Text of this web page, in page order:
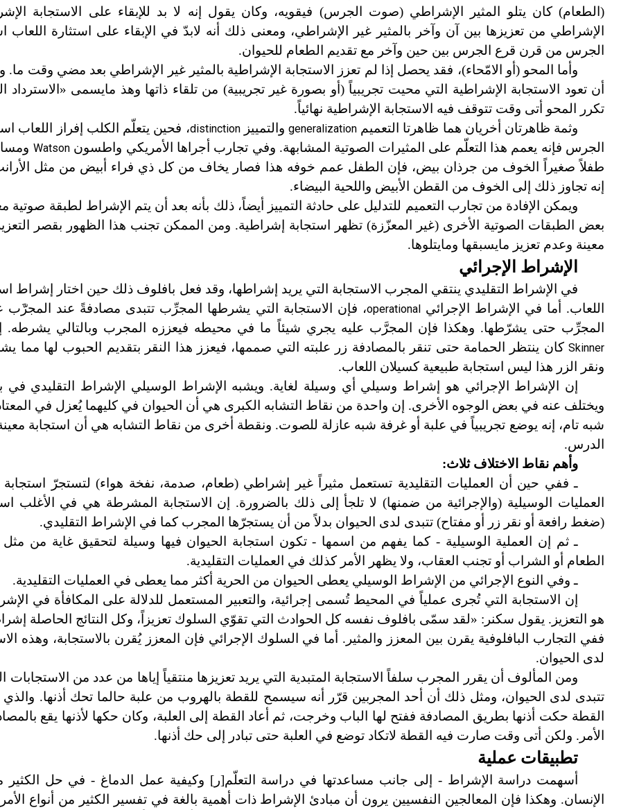
(الطعام) كان يتلو المثير الإشراطي (صوت الجرس) فيقويه، وكان يقول إنه لا بد للإبقاء على الاستجابة
الإشراطي من تعزيزها بين آن وآخر بالمثير غير الإشراطي، ومعنى ذلك أنه لابدّ في الإبقاء على استثارة اللعاب
الجرس من قرن قرع الجرس بين حين وآخر مع تقديم الطعام للحيوان.
وأما المحو (أو الامّحاء)، فقد يحصل إذا لم تعزز الاستجابة الإشراطية بالمثير غير الإشراطي بعد مضي وقت ما.
أن تعود الاستجابة الإشراطية التي محيت تجريبياً (أو بصورة غير تجريبية) من تلقاء ذاتها وهذ مايسمى «الاسترداد
تكرر المحو أتى وقت تتوقف فيه الاستجابة الإشراطية نهائياً.
وثمة ظاهرتان أخريان هما ظاهرتا التعميمgeneralization والتمييزdistinction، فحين يتعلّم الكلب إفراز اللعاب
الجرس فإنه يعمم هذا التعلّم على المثيرات الصوتية المشابهة. وفي تجارب أجراها الأمريكي واطسونWatson
طفلاً صغيراً الخوف من جرذان بيض، فإن الطفل عمم خوفه هذا فصار يخاف من كل ذي فراء أبيض من مثل
إنه تجاوز ذلك إلى الخوف من القطن الأبيض واللحية البيضاء.
ويمكن الإفادة من تجارب التعميم للتدليل على حادثة التمييز أيضاً، ذلك بأنه بعد أن يتم الإشراط لطبقة صوتية
بعض الطبقات الصوتية الأخرى (غير المعزّزة) تظهر استجابة إشراطية. ومن الممكن تجنب هذا الظهور بقصر
معينة وعدم تعزيز مايسبقها ومايتلوها.
الإشراط الإجرائي
في الإشراط التقليدي ينتقي المجرب الاستجابة التي يريد إشراطها، وقد فعل بافلوف ذلك حين اختار إشراط
اللعاب. أما في الإشراط الإجرائيoperational، فإن الاستجابة التي يشرطها المجرِّب تتبدى مصادفةً عند المجرّب
المجرِّب حتى يشرّطها. وهكذا فإن المجرَّب عليه يجري شيئاً ما في محيطه فيعززه المجرب وبالتالي يشرطه.
Skinner كان ينتظر الحمامة حتى تنقر بالمصادفة زر علبته التي صممها، فيعزز هذا النقر بتقديم الحبوب لها مما
ونقر الزر هذا ليس استجابة طبيعية كسيلان اللعاب.
إن الإشراط الإجرائي هو إشراط وسيلي أي وسيلة لغاية. ويشبه الإشراط الوسيلي الإشراط التقليدي في
ويختلف عنه في بعض الوجوه الأخرى. إن واحدة من نقاط التشابه الكبرى هي أن الحيوان في كليهما يُعزل في المعتاد
شبه تام، إنه يوضع تجريبياً في علبة أو غرفة شبه عازلة للصوت. ونقطة أخرى من نقاط التشابه هي أن استجابة
الدرس.
وأهم نقاط الاختلاف ثلاث:
ـ ففي حين أن العمليات التقليدية تستعمل مثيراً غير إشراطي (طعام، صدمة، نفخة هواء) لتستجرّ
العمليات الوسيلية (والإجرائية من ضمنها) لا تلجأ إلى ذلك بالضرورة. إن الاستجابة المشرطة هي في الأغلب
(ضغط رافعة أو نقر زر أو مفتاح) تتبدى لدى الحيوان بدلاً من أن يستجرّها المجرب كما في الإشراط التقليدي.
ـ ثم إن العملية الوسيلية - كما يفهم من اسمها - تكون استجابة الحيوان فيها وسيلة لتحقيق غاية من
الطعام أو الشراب أو تجنب العقاب، ولا يظهر الأمر كذلك في العمليات التقليدية.
ـ وفي النوع الإجرائي من الإشراط الوسيلي يعطى الحيوان من الحرية أكثر مما يعطى في العمليات التقليدية.
إن الاستجابة التي تُجرى عملياً في المحيط تُسمى إجرائية، والتعبير المستعمل للدلالة على المكافأة في
هو التعزيز. يقول سكنر: «لقد سمّى بافلوف نفسه كل الحوادث التي تقوّي السلوك تعزيزاً، وكل النتائج الحاصلة
ففي التجارب البافلوفية يقرن بين المعزز والمثير. أما في السلوك الإجرائي فإن المعزز يُقرن بالاستجابة، وهذه
لدى الحيوان.
ومن المألوف أن يقرر المجرب سلفاً الاستجابة المتبدية التي يريد تعزيزها منتقياً إياها من عدد من الاستجابات
تتبدى لدى الحيوان، ومثل ذلك أن أحد المجربين قرّر أنه سيسمح للقطة بالهروب من علبة حالما تحك أذنها.
القطة حكت أذنها بطريق المصادفة ففتح لها الباب وخرجت، ثم أعاد القطة إلى العلبة، وكان حكها لأذنها يقع
الأمر. ولكن أتى وقت صارت فيه القطة لاتكاد توضع في العلبة حتى تبادر إلى حك أذنها.
تطبيقات عملية
أسهمت دراسة الإشراط - إلى جانب مساعدتها في دراسة التعلّم[ر] وكيفية عمل الدماغ - في حل
الإنسان. وهكذا فإن المعالجين النفسيين يرون أن مبادئ الإشراط ذات أهمية بالغة في تفسير الكثير من أنواع